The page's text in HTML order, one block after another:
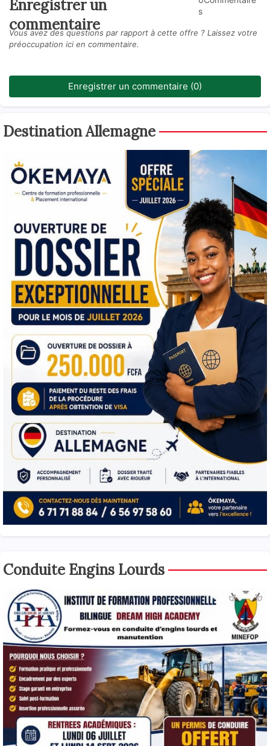
Enregistrer un
commentaire
s
Vous avez des questions par rapport à cette offre ? Laissez votre
préoccupation ici en commentaire.
Enregistrer un commentaire (0)
Destination Allemagne
Conduite Engins Lourds